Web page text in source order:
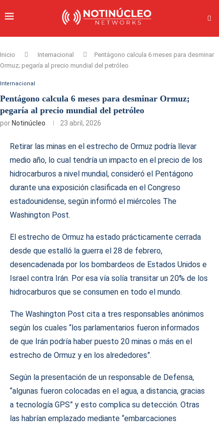
Inicio Internacional
Pentágono calcula 6 meses para desminar
Ormuz; pegaría al precio mundial del petróleo
Internacional
Pentágono calcula 6 meses para desminar Ormuz;
pegaría al precio mundial del petróleo
por Notinúcleo 23 abril, 2026
Retirar las minas en el estrecho de Ormuz podría llevar
medio año, lo cual tendría un impacto en el precio de los
hidrocarburos a nivel mundial, consideró el Pentágono
durante una exposición clasificada en el Congreso
estadounidense, según informó el miércoles The
Washington Post.
El estrecho de Ormuz ha estado prácticamente cerrada
desde que estalló la guerra el 28 de febrero,
desencadenada por los bombardeos de Estados Unidos e
Israel contra Irán. Por esa vía solía transitar un 20% de los
hidrocarburos que se consumen en todo el mundo.
The Washington Post cita a tres responsables anónimos
según los cuales “los parlamentarios fueron informados
de que Irán podría haber puesto 20 minas o más en el
estrecho de Ormuz y en los alrededores”.
Según la presentación de un responsable de Defensa,
“algunas fueron colocadas en el agua, a distancia, gracias
a tecnología GPS” y esto complica su detección. Otras
las habrían emplazado mediante “embarcaciones